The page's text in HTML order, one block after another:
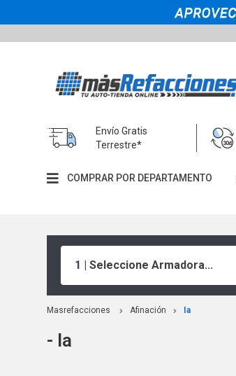
Envío Gratis
Terrestre*
COMPRAR POR DEPARTAMENTO
1 | Seleccione Armadora...
Masrefacciones Afinación Ia
- Ia